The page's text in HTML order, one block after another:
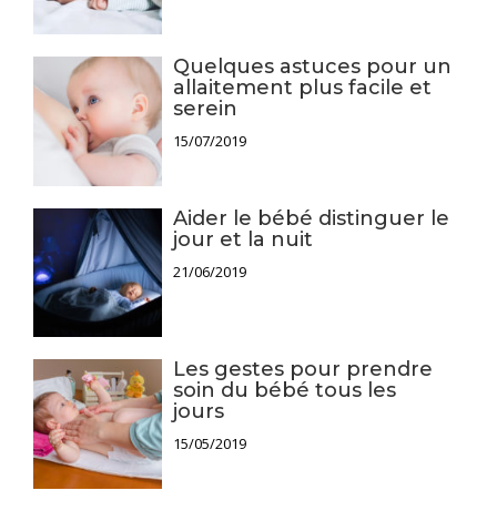
Quelques astuces pour un
allaitement plus facile et
serein
15/07/2019
Aider le bébé distinguer le
jour et la nuit
21/06/2019
Les gestes pour prendre
soin du bébé tous les
jours
15/05/2019